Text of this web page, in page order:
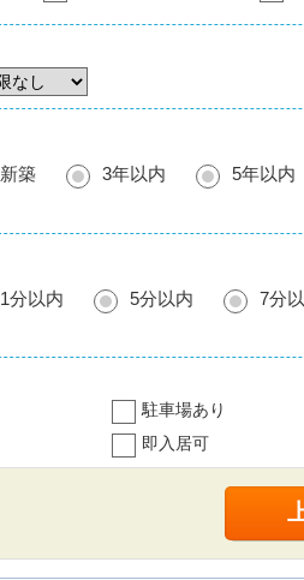
新築 3年以内 5年以内
1分以内 5分以内 7分
駐車場あり
即入居可